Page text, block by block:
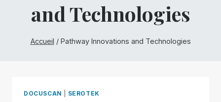
and Technologies
Accueil / Pathway Innovations and Technologies
DOCUSCAN SEROTEK